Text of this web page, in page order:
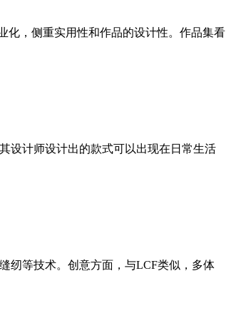
，侧重实用性和作品的设计性。作品集看
设计师设计出的款式可以出现在日常生活
纫等技术。创意方面，与LCF类似，多体